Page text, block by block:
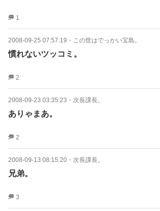
1
2008-09-25 07:57:19 ・ この世はでっかい宝島。
慣れないツッコミ。
2
2008-09-23 03:35:23 ・ 次長課長。
ありゃまあ。
2
2008-09-13 08:15:20 ・ 次長課長。
兄弟。
3